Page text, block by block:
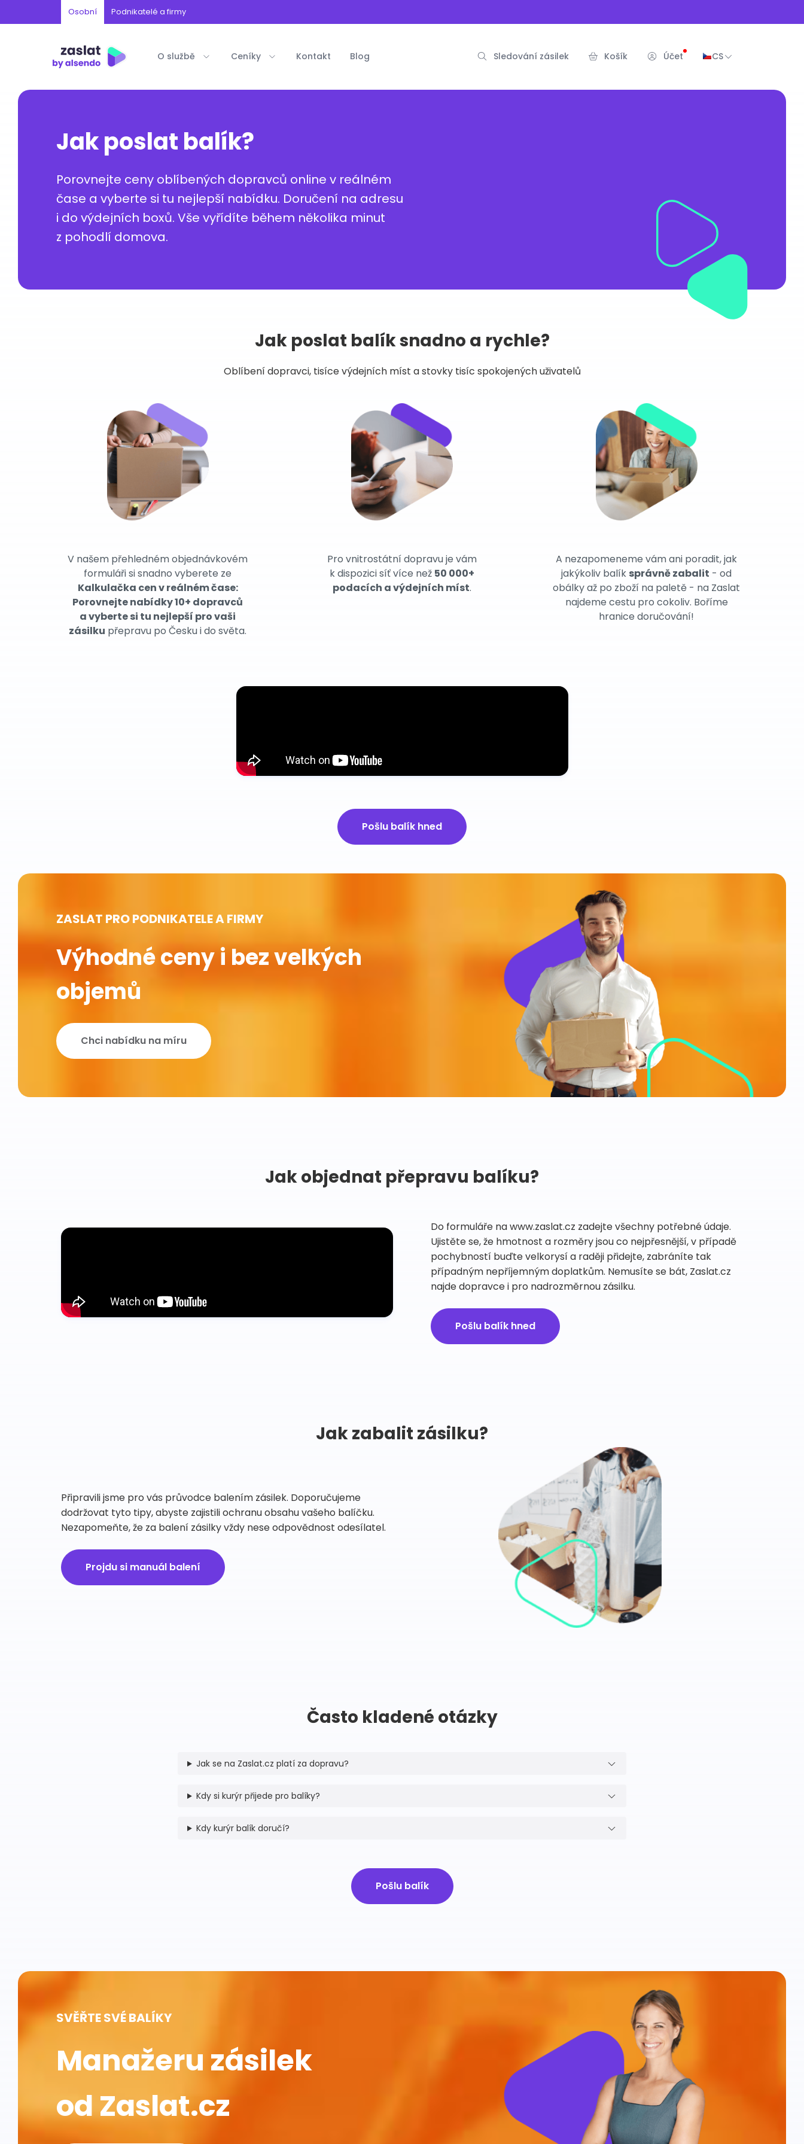
Osobní Podnikatelé a firmy
O službě Ceníky Kontakt Blog Sledování zásilek Košík Účet CS
Jak poslat balík?
Porovnejte ceny oblíbených dopravců online v reálném
čase a vyberte si tu nejlepší nabídku. Doručení na adresu
i do výdejních boxů. Vše vyřídíte během několika minut
z pohodlí domova.
Jak poslat balík snadno a rychle?
Oblíbení dopravci, tisíce výdejních míst a stovky tisíc spokojených uživatelů
V našem přehledném objednávkovém
formuláři si snadno vyberete ze
Kalkulačka cen v reálném čase:
Porovnejte nabídky 10+ dopravců
a vyberte si tu nejlepší pro vaši
zásilku přepravu po Česku i do světa.
Pro vnitrostátní dopravu je vám
k dispozici síť více než 50 000+
podacích a výdejních míst.
A nezapomeneme vám ani poradit, jak
jakýkoliv balík správně zabalit - od
obálky až po zboží na paletě - na Zaslat
najdeme cestu pro cokoliv. Boříme
hranice doručování!
Pošlu balík hned
ZASLAT PRO PODNIKATELE A FIRMY
Výhodné ceny i bez velkých
objemů
Chci nabídku na míru
Jak objednat přepravu balíku?
Do formuláře na www.zaslat.cz zadejte všechny potřebné údaje.
Ujistěte se, že hmotnost a rozměry jsou co nejpřesnější, v případě
pochybností buďte velkorysí a raději přidejte, zabráníte tak
případným nepříjemným doplatkům. Nemusíte se bát, Zaslat.cz
najde dopravce i pro nadrozměrnou zásilku.
Pošlu balík hned
Jak zabalit zásilku?
Připravili jsme pro vás průvodce balením zásilek. Doporučujeme
dodržovat tyto tipy, abyste zajistili ochranu obsahu vašeho balíčku.
Nezapomeňte, že za balení zásilky vždy nese odpovědnost odesílatel.
Projdu si manuál balení
Často kladené otázky
Jak se na Zaslat.cz platí za dopravu?
Kdy si kurýr přijede pro balíky?
Kdy kurýr balík doručí?
Pošlu balík
SVĚŘTE SVÉ BALÍKY
Manažeru zásilek
od Zaslat.cz